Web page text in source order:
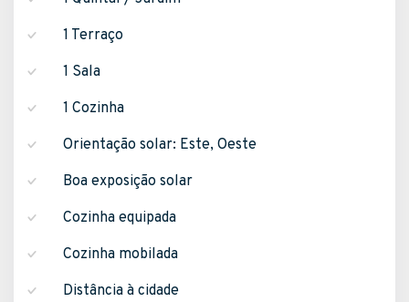
1 Terraço
1 Sala
1 Cozinha
Orientação solar: Este, Oeste
Boa exposição solar
Cozinha equipada
Cozinha mobilada
Distância à cidade